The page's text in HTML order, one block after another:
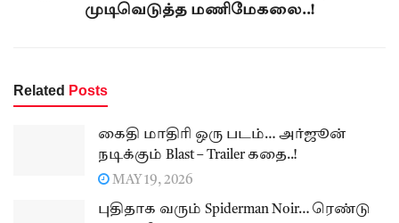
முடிவெடுத்த மணிமேகலை..!
Related Posts
கைதி மாதிரி ஒரு படம்… அர்ஜூன்
நடிக்கும் Blast – Trailer கதை..!
MAY 19, 2026
புதிதாக வரும் Spiderman Noir… ரெண்டு